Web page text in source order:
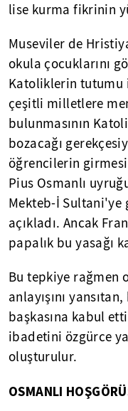
lise kurma fikrinin
Museviler de
okula çocuklarını
Katoliklerin tutumu
çeşitli milletlere
bulunmasının
bozacağı
öğrencilerin
Pius Osmanlı
Mekteb-İ Sultani'ye
açıkladı. Ancak
papalık bu yasağı
Bu tepkiye rağmen
anlayışını
başkasına kabul
ibadetini özgürce
oluşturulur.
OSMANLI